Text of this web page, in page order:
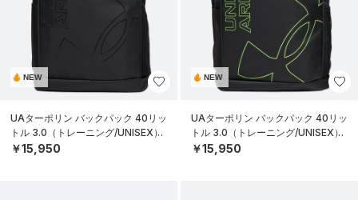
NEW
UAターポリン バックパック 40リッ
トル 3.0（トレーニング/UNISEX）
￥15,950
NEW
UAターポリン バックパック 40リッ
トル 3.0（トレーニング/UNISEX）
￥15,950